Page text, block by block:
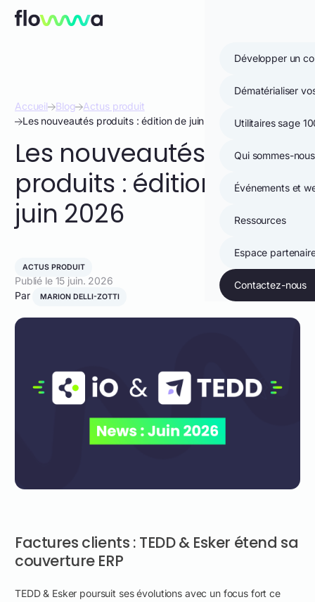
Développer un
Dématérialiser
Utilitaires sage
Qui sommes-
Événements et
Ressources
Espace
Contactez-nous
Accueil Blog
Actus produit
Les nouveautés produits : édition de juin 2026
Les nouveautés
produits : édition de
juin 2026
ACTUS PRODUIT
Publié le 15 juin. 2026
Par
MARION DELLI-ZOTTI
Factures clients : TEDD & Esker étend sa
couverture ERP
TEDD & Esker poursuit ses évolutions avec un focus fort ce